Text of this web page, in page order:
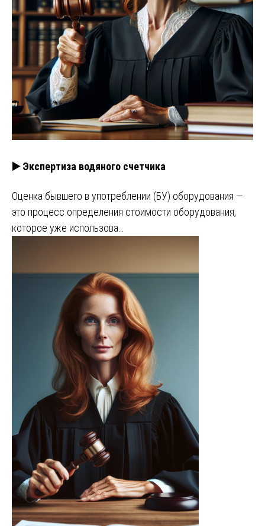
▶️ Экспертиза водяного счетчика
Оценка бывшего в употреблении (БУ) оборудования —
это процесс определения стоимости оборудования,
которое уже использова…